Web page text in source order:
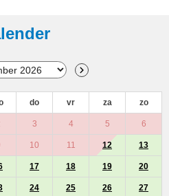
do vr za zo
3 4 5 6
10 11 12 13
17 18 19 20
24 25 26 27